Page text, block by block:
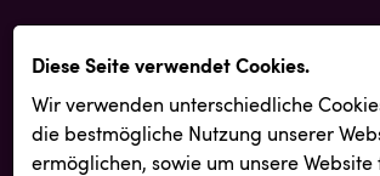
Diese Seite verwendet Cookies.
Wir verwenden unterschiedliche
die best­mögliche Nutzung unserer
ermöglichen, sowie um unsere